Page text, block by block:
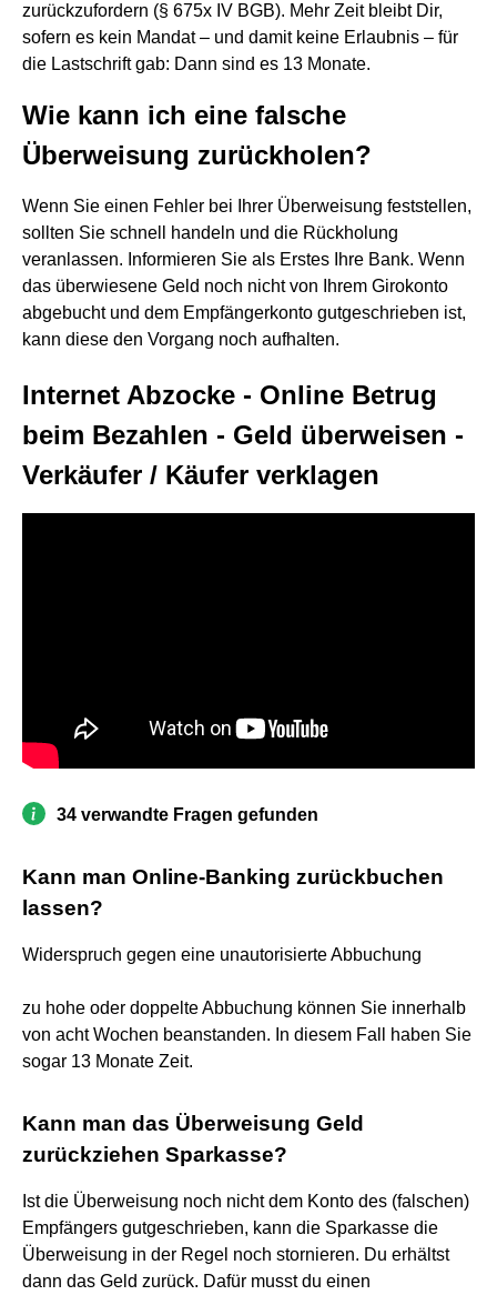
zurückzufordern (§ 675x IV BGB). Mehr Zeit bleibt Dir,
sofern es kein Mandat – und damit keine Erlaubnis – für
die Lastschrift gab: Dann sind es 13 Monate.
Wie kann ich eine falsche
Überweisung zurückholen?
Wenn Sie einen Fehler bei Ihrer Überweisung feststellen,
sollten Sie schnell handeln und die Rückholung
veranlassen. Informieren Sie als Erstes Ihre Bank. Wenn
das überwiesene Geld noch nicht von Ihrem Girokonto
abgebucht und dem Empfängerkonto gutgeschrieben ist,
kann diese den Vorgang noch aufhalten.
Internet Abzocke - Online Betrug
beim Bezahlen - Geld überweisen -
Verkäufer / Käufer verklagen
34 verwandte Fragen gefunden
Kann man Online-Banking zurückbuchen
lassen?
Widerspruch gegen eine unautorisierte Abbuchung
zu hohe oder doppelte Abbuchung können Sie innerhalb
von acht Wochen beanstanden. In diesem Fall haben Sie
sogar 13 Monate Zeit.
Kann man das Überweisung Geld
zurückziehen Sparkasse?
Ist die Überweisung noch nicht dem Konto des (falschen)
Empfängers gutgeschrieben, kann die Sparkasse die
Überweisung in der Regel noch stornieren. Du erhältst
dann das Geld zurück. Dafür musst du einen